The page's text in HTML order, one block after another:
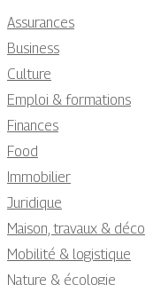
Assurances
Business
Culture
Emploi & formations
Finances
Food
Immobilier
Juridique
Maison, travaux & déco
Mobilité & logistique
Nature & écologie